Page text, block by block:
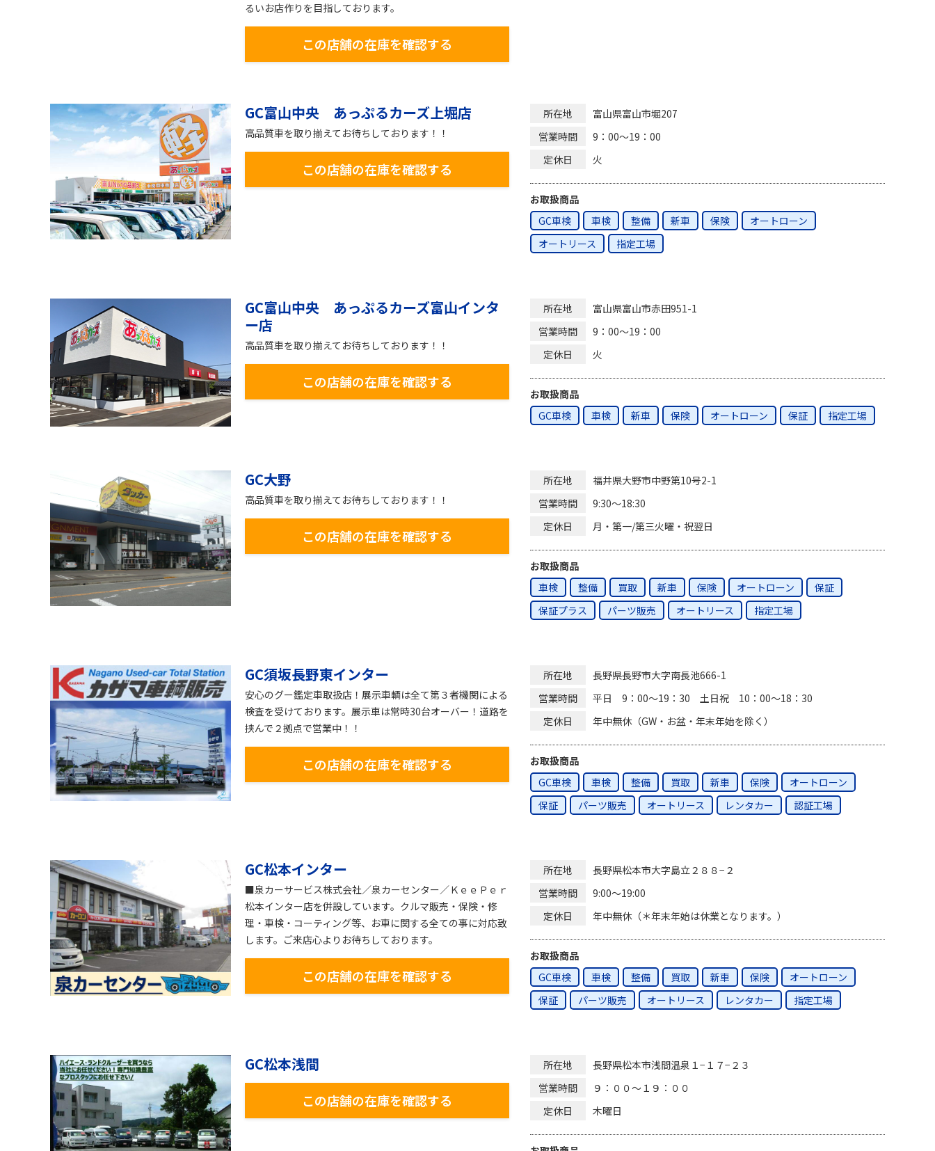
るいお店作りを目指しております。
この店舗の在庫を確認する
GC富山中央 あっぷるカーズ上堀店
高品質車を取り揃えてお待ちしております！！
この店舗の在庫を確認する
所在地
富山県富山市堀207
営業時間
9：00～19：00
定休日
火
お取扱商品
GC車検
車検 整備 新車 保険
オートローン
オートリース
指定工場
GC富山中央 あっぷるカーズ富山インタ
ー店
高品質車を取り揃えてお待ちしております！！
この店舗の在庫を確認する
所在地
富山県富山市赤田951-1
営業時間
9：00～19：00
定休日
火
お取扱商品
GC車検
車検 新車 保険 オートローン 保証 指定工場
GC大野
高品質車を取り揃えてお待ちしております！！
この店舗の在庫を確認する
所在地
福井県大野市中野第10号2-1
営業時間
9:30〜18:30
定休日
月・第一/第三火曜・祝翌日
お取扱商品
車検
整備 買取 新車 保険 オートローン
保証
保証プラス
パーツ販売 オートリース 指定工場
GC須坂長野東インター
安心のグー鑑定車取扱店！展示車輌は全て第３者機関による
検査を受けております。展示車は常時30台オーバー！道路を
挟んで２拠点で営業中！！
この店舗の在庫を確認する
所在地
長野県長野市大字南長池666-1
営業時間
平日 9：00〜19：30 土日祝 10：00〜18：30
定休日
年中無休（GW・お盆・年末年始を除く）
お取扱商品
GC車検
車検 整備 買取 新車 保険
オートローン
保証
パーツ販売 オートリース レンタカー 認証工場
GC松本インター
■泉カーサービス株式会社／泉カーセンター／ＫｅｅＰｅｒ
松本インター店を併設しています。クルマ販売・保険・修
理・車検・コーティング等、お車に関する全ての事に対応致
します。ご来店心よりお待ちしております。
この店舗の在庫を確認する
所在地
長野県松本市大字島立２８８−２
営業時間
9:00〜19:00
定休日
年中無休（＊年末年始は休業となります。）
お取扱商品
GC車検
車検 整備 買取 新車 保険
オートローン
保証
パーツ販売 オートリース レンタカー 指定工場
GC松本浅間
この店舗の在庫を確認する
所在地
長野県松本市浅間温泉１−１７−２３
営業時間
９：００〜１９：００
定休日
木曜日